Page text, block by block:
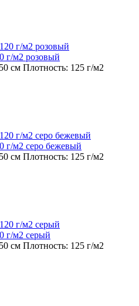
г/м2 розовый
см Плотность: 125 г/м2
г/м2 серо бежевый
см Плотность: 125 г/м2
г/м2 серый
см Плотность: 125 г/м2